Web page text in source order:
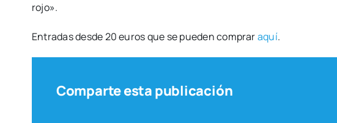
rojo».
Entra­das des­de 20 euros que se pue­den com­praraquí.
Comparte esta publicación